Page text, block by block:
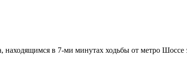
находящимся в 7-ми минутах ходьбы от метро